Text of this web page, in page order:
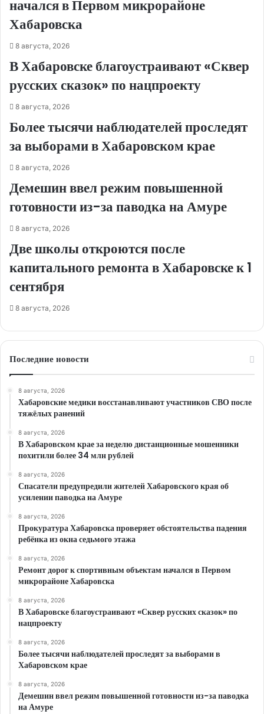
начался в Первом микрорайоне
Хабаровска
8 августа, 2026
В Хабаровске благоустраивают «Сквер
русских сказок» по нацпроекту
8 августа, 2026
Более тысячи наблюдателей проследят
за выборами в Хабаровском крае
8 августа, 2026
Демешин ввел режим повышенной
готовности из-за паводка на Амуре
8 августа, 2026
Две школы откроются после
капитального ремонта в Хабаровске к 1
сентября
8 августа, 2026
Последние новости
8 августа, 2026
Хабаровские медики восстанавливают участников СВО после
тяжёлых ранений
8 августа, 2026
В Хабаровском крае за неделю дистанционные мошенники
похитили более 34 млн рублей
8 августа, 2026
Спасатели предупредили жителей Хабаровского края об
усилении паводка на Амуре
8 августа, 2026
Прокуратура Хабаровска проверяет обстоятельства падения
ребёнка из окна седьмого этажа
8 августа, 2026
Ремонт дорог к спортивным объектам начался в Первом
микрорайоне Хабаровска
8 августа, 2026
В Хабаровске благоустраивают «Сквер русских сказок» по
нацпроекту
8 августа, 2026
Более тысячи наблюдателей проследят за выборами в
Хабаровском крае
8 августа, 2026
Демешин ввел режим повышенной готовности из-за паводка
на Амуре